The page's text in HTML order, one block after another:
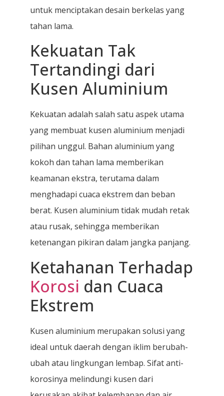
untuk menciptakan desain berkelas yang
tahan lama.
Kekuatan Tak
Tertandingi dari
Kusen Aluminium
Kekuatan adalah salah satu aspek utama
yang membuat kusen aluminium menjadi
pilihan unggul. Bahan aluminium yang
kokoh dan tahan lama memberikan
keamanan ekstra, terutama dalam
menghadapi cuaca ekstrem dan beban
berat. Kusen aluminium tidak mudah retak
atau rusak, sehingga memberikan
ketenangan pikiran dalam jangka panjang.
Ketahanan Terhadap
Korosi dan Cuaca
Ekstrem
Kusen aluminium merupakan solusi yang
ideal untuk daerah dengan iklim berubah-
ubah atau lingkungan lembap. Sifat anti-
korosinya melindungi kusen dari